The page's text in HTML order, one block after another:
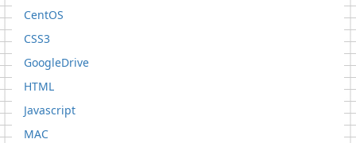
CentOS
CSS3
GoogleDrive
HTML
Javascript
MAC